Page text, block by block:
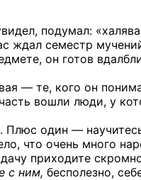
подумал:
ждал семестр
он готов
— те, кого он
вошли люди, у
один —
что очень много
приходите
с ним, бесполезно,